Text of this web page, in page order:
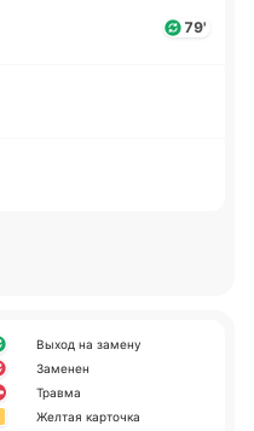
79'
Выход на замену
Заменен
Травма
Желтая карточка